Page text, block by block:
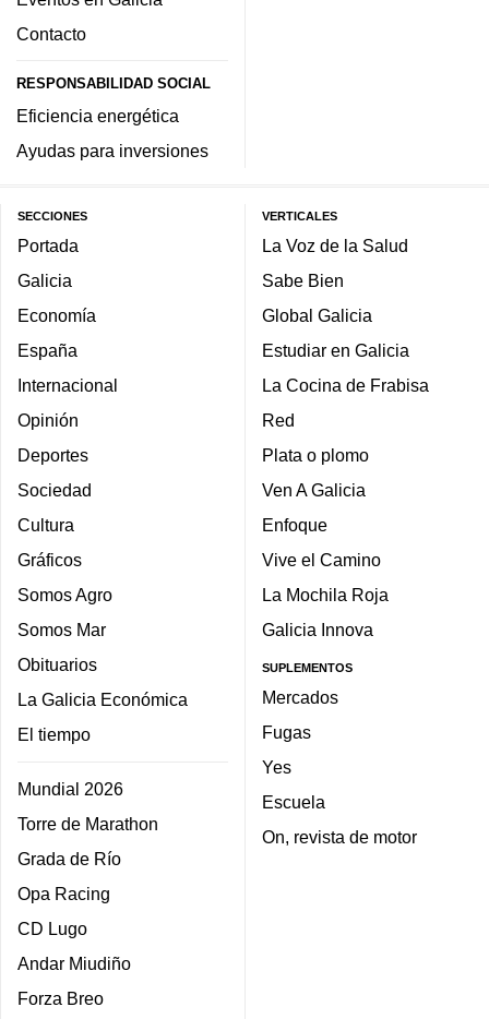
Contacto
RESPONSABILIDAD SOCIAL
Eficiencia energética
Ayudas para inversiones
SECCIONES
Portada
Galicia
Economía
España
Internacional
Opinión
Deportes
Sociedad
Cultura
Gráficos
Somos Agro
Somos Mar
Obituarios
La Galicia Económica
El tiempo
Mundial 2026
Torre de Marathon
Grada de Río
Opa Racing
CD Lugo
Andar Miudiño
Forza Breo
VERTICALES
La Voz de la Salud
Sabe Bien
Global Galicia
Estudiar en Galicia
La Cocina de Frabisa
Red
Plata o plomo
Ven A Galicia
Enfoque
Vive el Camino
La Mochila Roja
Galicia Innova
SUPLEMENTOS
Mercados
Fugas
Yes
Escuela
On, revista de motor